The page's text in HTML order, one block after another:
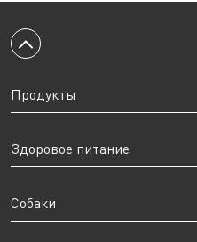
Вернуться к началу
Продукты
Здоровое питание
Собаки